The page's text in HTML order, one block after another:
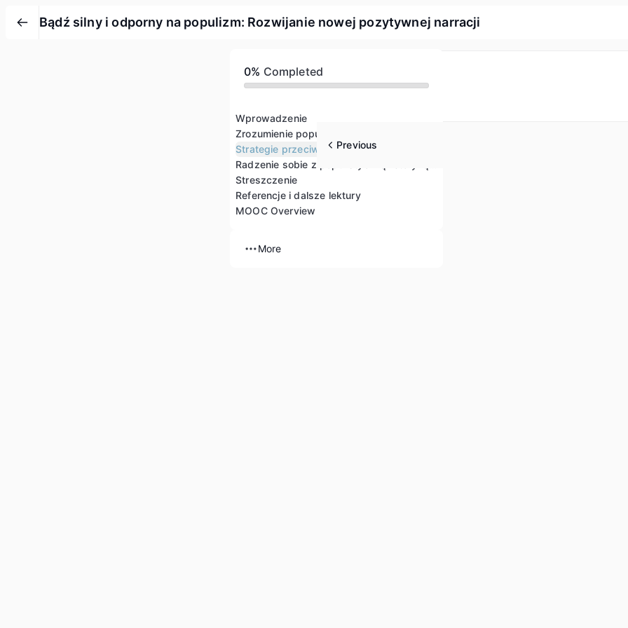
Bądź silny i odporny na populizm: Rozwijanie nowej pozytywnej narracji
0% Completed
Wprowadzenie
Streszczenie
Referencje i dalsze lektury
MOOC Overview
More
Previous